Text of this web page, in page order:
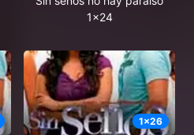
1x24
1x26